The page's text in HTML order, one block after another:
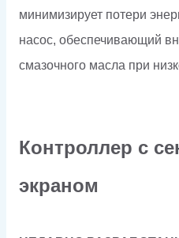
минимизирует потери
насос, обеспечивающий
смазочного масла при
Контроллер с
экраном